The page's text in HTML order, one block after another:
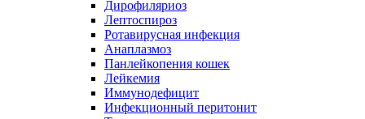
Дирофиляриоз
Лептоспироз
Ротавирусная инфекция
Анаплазмоз
Панлейкопения кошек
Лейкемия
Иммунодефицит
Инфекционный перитонит